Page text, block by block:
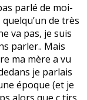
parlé de moi-
de très
va pas, je suis
parler.. Mais
ma mère a vu
je parlais
époque (et je